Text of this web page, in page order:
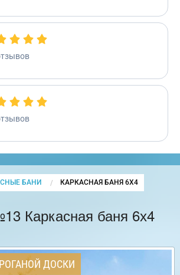
БАНИ CURRENT:
КАРКАСНАЯ БАНЯ 6Х4
Каркасная баня 6х4
ДОСКИ